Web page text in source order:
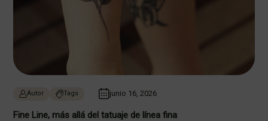
Autor Tags junio 16, 2026
Fine Line, más allá del tatuaje de línea fina